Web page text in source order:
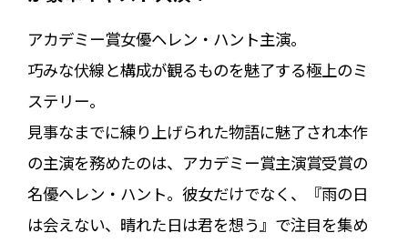
アカデミー賞女優ヘレン・ハント主演。
巧みな伏線と構成が観るものを魅了する極上のミ
ステリー。
見事なまでに練り上げられた物語に魅了され本作
の主演を務めたのは、アカデミー賞主演賞受賞の
名優ヘレン・ハント。彼女だけでなく、『雨の日
は会えない、晴れた日は君を想う』で注目を集め